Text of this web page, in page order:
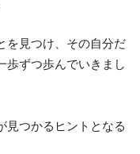
を見つけ、その自分だ
歩ずつ歩んでいきまし
見つかるヒントとなる